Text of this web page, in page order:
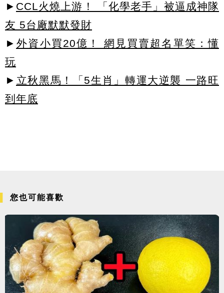
► CCL火燒上游！ 「化學老手」被逼成神隊
友 5台廠默默發財
► 外資小買20億！ 網見買賣超名單笑：懂
玩
► 立秋黑馬！「5生肖」轉運大逆襲 一路旺
到年底
您也可能喜歡